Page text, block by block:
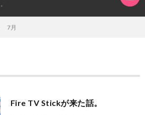
ー
日々
7月
Fire TV Stickが来た話。